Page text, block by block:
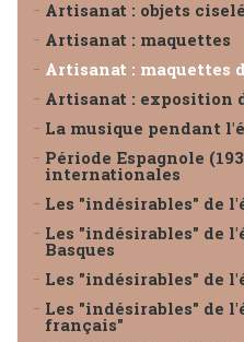
Artisanat : objets
Artisanat : maquettes
Artisanat : maquettes
Artisanat : exposition
La musique pendant
Période Espagnole
internationales
Les "indésirables" de
Les "indésirables" de
Basques
Les "indésirables" de
Les "indésirables" de
français"